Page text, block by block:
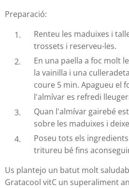
Preparació:
Renteu les maduixes i
trossets i reserveu-les.
En una paella a foc molt
la vainilla i una
coure 5 min. Apagueu el
l'almívar es refredi
Quan l'almívar gairebé
sobre les maduixes i
Poseu tots els
tritureu bé fins
Us plantejo un batut molt
Gratacool vitC un superaliment